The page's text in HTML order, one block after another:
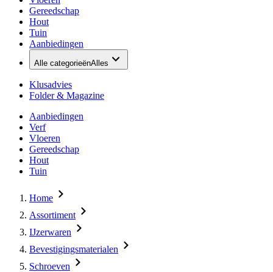
Gereedschap
Hout
Tuin
Aanbiedingen
Alle categorieënAlles
Klusadvies
Folder & Magazine
Aanbiedingen
Verf
Vloeren
Gereedschap
Hout
Tuin
Home
Assortiment
IJzerwaren
Bevestigingsmaterialen
Schroeven